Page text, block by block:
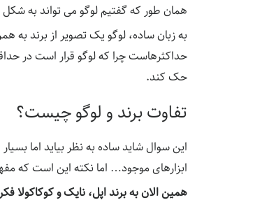
همان طور که گفتیم لوگو می تواند به
به زبان ساده، لوگو یک تصویر از برند به
حداکثرهاست چرا که لوگو قرار است در
حک کند.
تفاوت برند و لوگو چیست؟
این سوال شاید ساده به نظر بیاید اما
ابزارهای موجود… اما نکته این است که
همین الان به برند اپل، نایک و کوکاکولا